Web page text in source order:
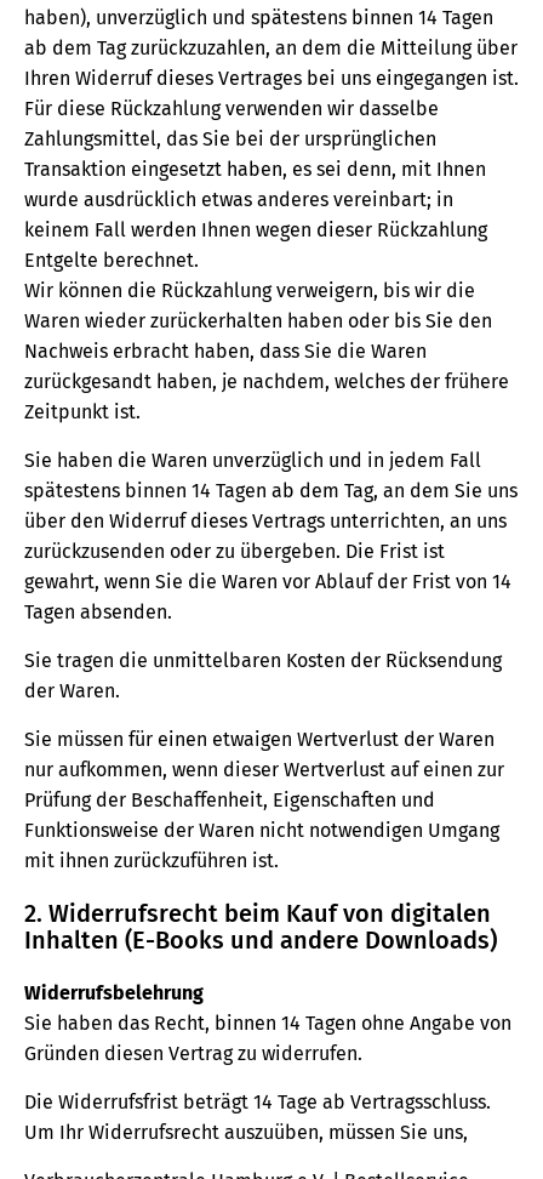
haben), unverzüglich und spätestens binnen 14 Tagen
ab dem Tag zurückzuzahlen, an dem die Mitteilung über
Ihren Widerruf dieses Vertrages bei uns eingegangen ist.
Für diese Rückzahlung verwenden wir dasselbe
Zahlungsmittel, das Sie bei der ursprünglichen
Transaktion eingesetzt haben, es sei denn, mit Ihnen
wurde ausdrücklich etwas anderes vereinbart; in
keinem Fall werden Ihnen wegen dieser Rückzahlung
Entgelte berechnet.
Wir können die Rückzahlung verweigern, bis wir die
Waren wieder zurückerhalten haben oder bis Sie den
Nachweis erbracht haben, dass Sie die Waren
zurückgesandt haben, je nachdem, welches der frühere
Zeitpunkt ist.
Sie haben die Waren unverzüglich und in jedem Fall
spätestens binnen 14 Tagen ab dem Tag, an dem Sie uns
über den Widerruf dieses Vertrags unterrichten, an uns
zurückzusenden oder zu übergeben. Die Frist ist
gewahrt, wenn Sie die Waren vor Ablauf der Frist von 14
Tagen absenden.
Sie tragen die unmittelbaren Kosten der Rücksendung
der Waren.
Sie müssen für einen etwaigen Wertverlust der Waren
nur aufkommen, wenn dieser Wertverlust auf einen zur
Prüfung der Beschaffenheit, Eigenschaften und
Funktionsweise der Waren nicht notwendigen Umgang
mit ihnen zurückzuführen ist.
2. Widerrufsrecht beim Kauf von digitalen
Inhalten (E-Books und andere Downloads)
Widerrufsbelehrung
Sie haben das Recht, binnen 14 Tagen ohne Angabe von
Gründen diesen Vertrag zu widerrufen.
Die Widerrufsfrist beträgt 14 Tage ab Vertragsschluss.
Um Ihr Widerrufsrecht auszuüben, müssen Sie uns,